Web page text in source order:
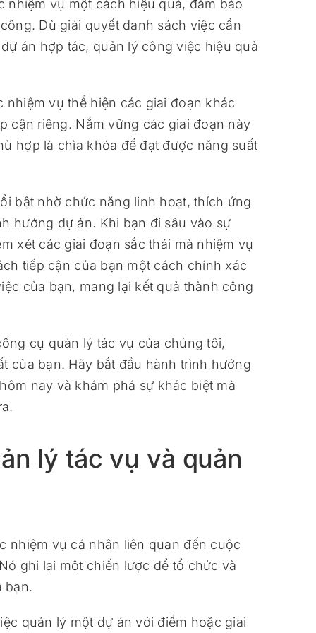
nhiệm vụ một cách hiệu quả, đảm bảo
Dù giải quyết danh sách việc cần
án hợp tác, quản lý công việc hiệu quả
vụ thể hiện các giai đoạn khác
cận riêng. Nắm vững các giai đoạn này
hợp là chìa khóa để đạt được năng suất
bật nhờ chức năng linh hoạt, thích ứng
hướng dự án. Khi bạn đi sâu vào sự
xét các giai đoạn sắc thái mà nhiệm vụ
tiếp cận của bạn một cách chính xác
của bạn, mang lại kết quả thành công
cụ quản lý tác vụ của chúng tôi,
của bạn. Hãy bắt đầu hành trình hướng
nay và khám phá sự khác biệt mà
lý tác vụ và quản
nhiệm vụ cá nhân liên quan đến cuộc
ghi lại một chiến lược để tổ chức và
bạn.
quản lý một dự án với điểm hoặc giai